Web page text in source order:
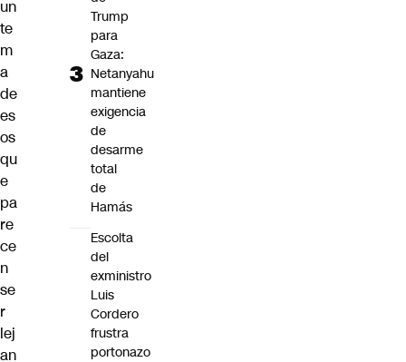
un
te
m
a
de
es
os
qu
e
pa
re
ce
n
se
r
lej
an
Trump
para
Gaza:
Netanyahu
mantiene
exigencia
de
desarme
total
de
Hamás
Escolta
del
exministro
Luis
Cordero
frustra
portonazo